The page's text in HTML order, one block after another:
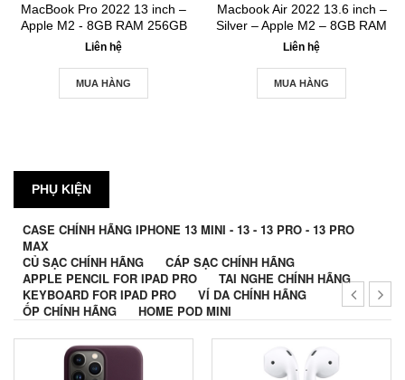
MacBook Pro 2022 13 inch –
Apple M2 - 8GB RAM 256GB
SSD New Seal
Liên hệ
MUA HÀNG
Macbook Air 2022 13.6 inch –
Silver – Apple M2 – 8GB RAM
256GB SSD New Seal
Liên hệ
MUA HÀNG
PHỤ KIỆN
CASE CHÍNH HÃNG IPHONE 13 MINI - 13 - 13 PRO - 13 PRO
MAX
CỦ SẠC CHÍNH HÃNG
CÁP SẠC CHÍNH HÃNG
APPLE PENCIL FOR IPAD PRO
TAI NGHE CHÍNH HÃNG
KEYBOARD FOR IPAD PRO
VÍ DA CHÍNH HÃNG
ỐP CHÍNH HÃNG
HOME POD MINI
Tai nghe new 100%, nguyên
seal, chưa qua sử dụng